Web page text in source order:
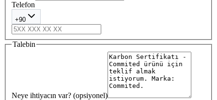
Telefon
+90
Talebin
Neye ihtiyacın var? (opsiyonel)